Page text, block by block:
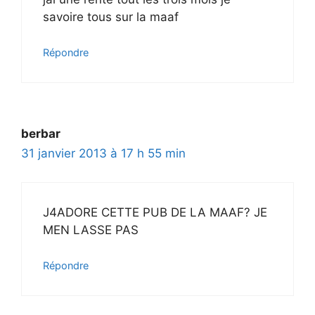
savoire tous sur la maaf
Répondre
berbar
31 janvier 2013 à 17 h 55 min
J4ADORE CETTE PUB DE LA MAAF? JE
MEN LASSE PAS
Répondre